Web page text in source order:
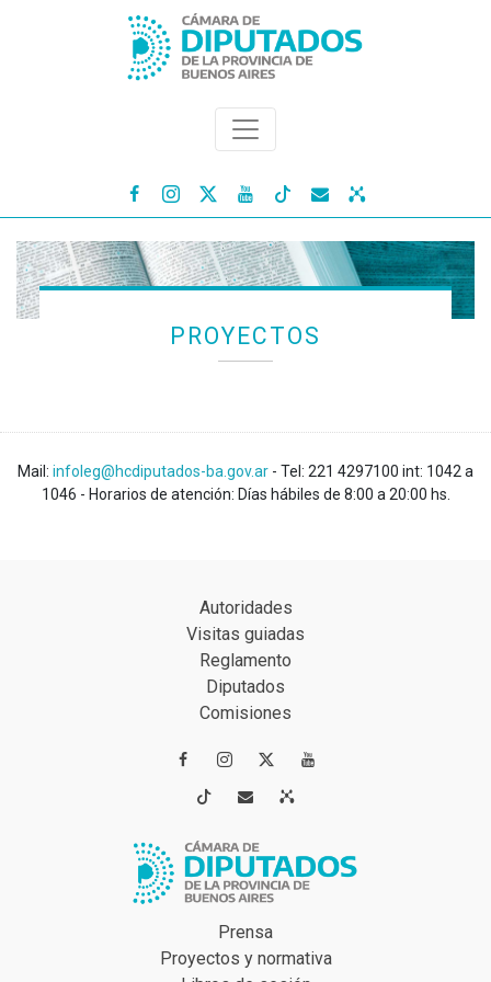
   
PROYECTOS
Mail: infoleg@hcdiputados-ba.gov.ar - Tel: 221 4297100 int: 1042 a
1046 - Horarios de atención: Días hábiles de 8:00 a 20:00 hs.
Autoridades
Visitas guiadas
Reglamento
Diputados
Comisiones
 
 
Prensa
Proyectos y normativa